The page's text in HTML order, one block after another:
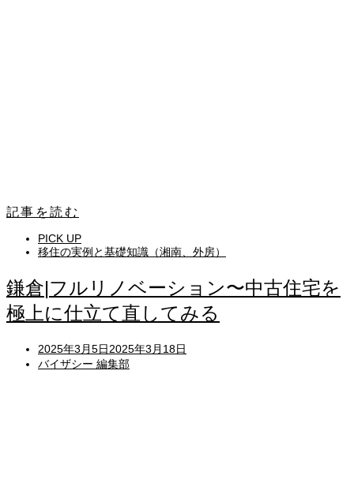
記事を読む
PICK UP
移住の実例と基礎知識（湘南、外房）
鎌倉|フルリノベーション〜中古住宅を
極上に仕立て直してみる
Posted
on
2025年3月5日2025年3月18日
バイザシー 編集部